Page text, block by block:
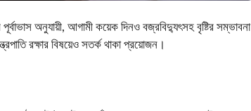
অনুযায়ী, আগামী কয়েক দিনও বজ্রবিদ্যুৎসহ বৃষ্টির সম্ভাবনা
রক্ষার বিষয়েও সতর্ক থাকা প্রয়োজন।